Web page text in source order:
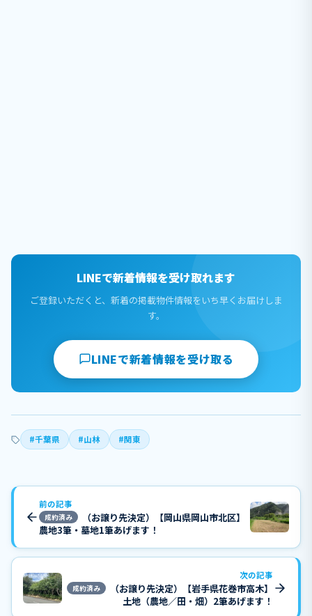
LINEで新着情報を受け取れます
ご登録いただくと、新着の掲載物件情報をいち早くお届けしま
す。
LINEで新着情報を受け取る
#千葉県 #山林 #関東
前の記事
成約済み
（お譲り先決定）【岡山県岡山市北区】
農地3筆・墓地1筆あげます！
次の記事
成約済み
（お譲り先決定）【岩手県花巻市高木】
土地（農地／田・畑）2筆あげます！